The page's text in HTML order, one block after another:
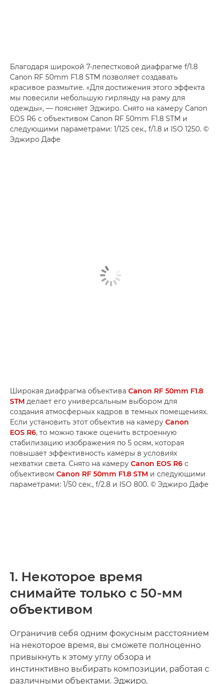
Благодаря широкой 7-лепестковой диафрагме f/1.8
Canon RF 50mm F1.8 STM позволяет создавать
красивое размытие. «Для достижения этого эффекта
мы повесили небольшую гирлянду на раму для
одежды», — поясняет Эджиро. Снято на камеру Canon
EOS R6 с объективом Canon RF 50mm F1.8 STM и
следующими параметрами: 1/125 сек., f/1.8 и ISO 1250. ©
Эджиро Дафе
Широкая диафрагма объектива Canon RF 50mm F1.8
STM делает его универсальным выбором для
создания атмосферных кадров в темных помещениях.
Если установить этот объектив на камеру Canon
EOS R6, то можно также оценить встроенную
стабилизацию изображения по 5 осям, которая
повышает эффективность камеры в условиях
нехватки света. Снято на камеру Canon EOS R6 с
объективом Canon RF 50mm F1.8 STM и следующими
параметрами: 1/50 сек., f/2.8 и ISO 800. © Эджиро Дафе
1. Некоторое время
снимайте только с 50-мм
объективом
Ограничив себя одним фокусным расстоянием
на некоторое время, вы сможете полноценно
привыкнуть к этому углу обзора и
инстинктивно выбирать композиции, работая с
различными объектами. Эджиро,